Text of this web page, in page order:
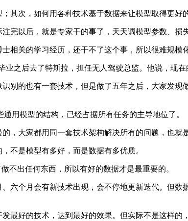
次，如何用各种技术基于数据来让模型取得更好的
以后，就是专家干的事了，天天调模型参数、损
关的学习经历，还干不了这个事，所以很难规模化
之后去了特斯拉，担任无人驾驶总监。他说，现在
的也有一套技术，但是做了五年之后，大家发现
模型的结构，已经占据所有任务的主导地位了。
大家都用同一套技术架构解决所有的问题，也就
是模型有多好，而是数据有多优质。
出任何东西，所以有好的数据才是最重要的。
个月会有新技术出现，会不停地更新迭代。但数
好的技术，达到最好的效果。但实际不是这样的